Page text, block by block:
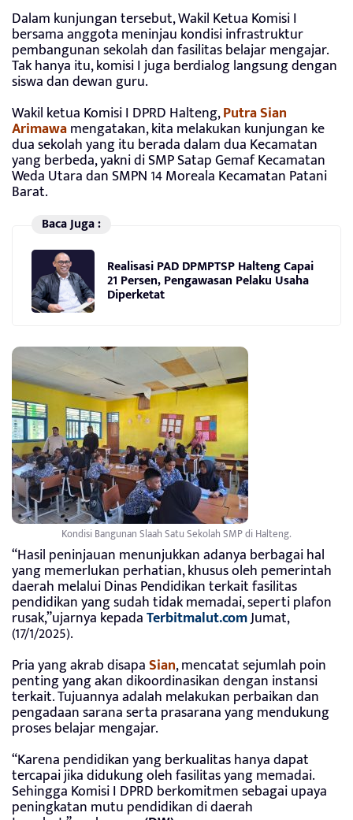
Dalam kunjungan tersebut, Wakil Ketua Komisi I
bersama anggota meninjau kondisi infrastruktur
pembangunan sekolah dan fasilitas belajar mengajar.
Tak hanya itu, komisi I juga berdialog langsung dengan
siswa dan dewan guru.
Wakil ketua Komisi I DPRD Halteng,Putra Sian
Arimawamengatakan, kita melakukan kunjungan ke
dua sekolah yang itu berada dalam dua Kecamatan
yang berbeda, yakni di SMP Satap Gemaf Kecamatan
Weda Utara dan SMPN 14 Moreala Kecamatan Patani
Barat.
Baca Juga :
Realisasi PAD DPMPTSP Halteng Capai
21 Persen, Pengawasan Pelaku Usaha
Diperketat
Kondisi Bangunan Slaah Satu Sekolah SMP di Halteng.
“Hasil peninjauan menunjukkan adanya berbagai hal
yang memerlukan perhatian, khusus oleh pemerintah
daerah melalui Dinas Pendidikan terkait fasilitas
pendidikan yang sudah tidak memadai, seperti plafon
rusak,”ujarnya kepadaTerbitmalut.comJumat,
(17/1/2025).
Pria yang akrab disapaSian, mencatat sejumlah poin
penting yang akan dikoordinasikan dengan instansi
terkait. Tujuannya adalah melakukan perbaikan dan
pengadaan sarana serta prasarana yang mendukung
proses belajar mengajar.
“Karena pendidikan yang berkualitas hanya dapat
tercapai jika didukung oleh fasilitas yang memadai.
Sehingga Komisi I DPRD berkomitmen sebagai upaya
peningkatan mutu pendidikan di daerah